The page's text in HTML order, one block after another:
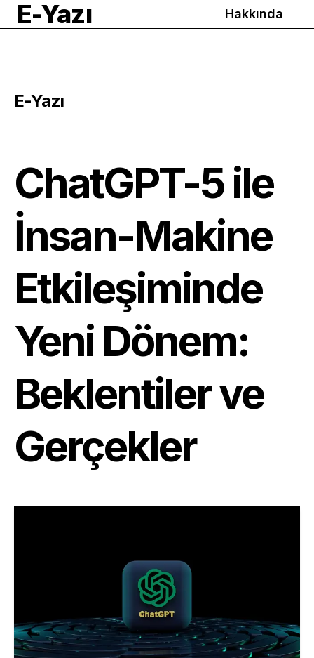
E-Yazı Hakkında
E-Yazı
ChatGPT-5 ile
İnsan-Makine
Etkileşiminde
Yeni Dönem:
Beklentiler ve
Gerçekler